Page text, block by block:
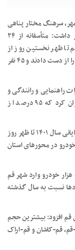
سرهنگ مختار پناهی
بعد از ظهر سه شنبه در گفتگو با خبرنگاران اظهار داشت: متأسفانه از ۲۴
تا ظهر نخستین روز از
فروردین ماه ۱۴۰۲، ۳ نفر در حوادث جاده‌ای جان خود را از دست دادند و ۴۵ نفر
راهنمایی و رانندگی و
همچنین خطای انسانی برشمرد و در عین حال عنوان کرد که ۹۵ درصد از
رئیس پلیس راه استان قم عنوان داشت: در روزهای پایانی سال ۱۴۰۱ تا ظهر روز
جاری، بیش از ۳ میلیون و ۵۰۰ هزار خودرو در محورهای استان
وی ادامه داد: از این تعداد خودرو، یک میلیون و ۵۰ هزار خودرو وارد شهر قم
افزایش ترددها نسبت به سال گذشته
افزود: بیشترین حجم
قم، قم-کاشان و قم-اراک